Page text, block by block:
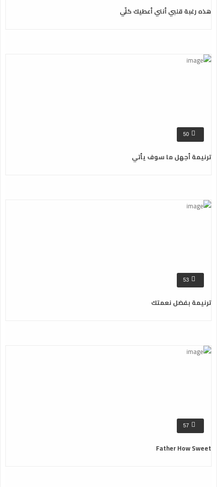
هذه رغبة قلبي أنني أعطيك كلّي
50
ترنيمة أجهل ما سوف يأتي
53
ترنيمة بفضل نعمتك
57
Father How Sweet